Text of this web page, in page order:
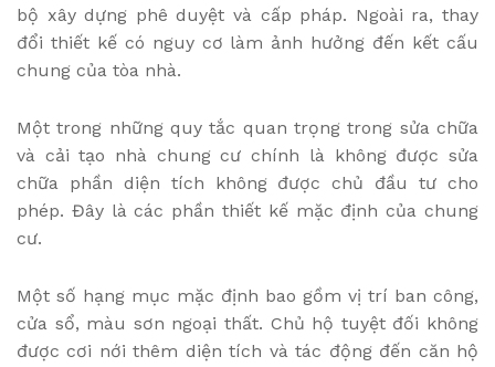
bộ xây dựng phê duyệt và cấp pháp. Ngoài ra, thay
đổi thiết kế có nguy cơ làm ảnh hưởng đến kết cấu
chung của tòa nhà.
Một trong những quy tắc quan trọng trong sửa chữa
và cải tạo nhà chung cư chính là không được sửa
chữa phần diện tích không được chủ đầu tư cho
phép. Đây là các phần thiết kế mặc định của chung
cư.
Một số hạng mục mặc định bao gồm vị trí ban công,
cửa sổ, màu sơn ngoại thất. Chủ hộ tuyệt đối không
được cơi nới thêm diện tích và tác động đến căn hộ